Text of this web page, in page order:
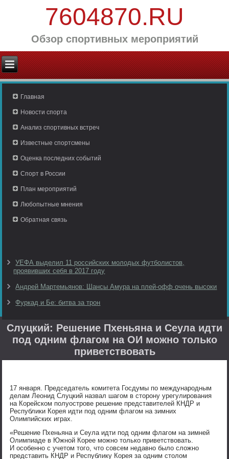
7604870.RU
Обзор спортивных мероприятий
Главная
Новости спорта
Анализ спортивных встреч
Известные спортсмены
Оценка последних событий
Спорт в России
План мероприятий
Любопытные мнения
Обратная связь
УЕФА выделил 11 российских молодых футболистов,
проявивших себя в 2017 году
Андрей Мартемьянов: Шансы Амура на плей-офф очень высоки
Фуркад и Бе: битва за трон
Слуцкий: Решение Пхеньяна и Сеула идти
под одним флагом на ОИ можно только
приветствовать
17 января. Председатель комитета Госдумы по международным
делам Леонид Слуцкий назвал шагом в сторону урегулирования
на Корейском полуострове решение представителей КНДР и
Республики Корея идти под одним флагом на зимних
Олимпийских играх.
«Решение Пхеньяна и Сеула идти под одним флагом на зимней
Олимпиаде в Южной Корее можно только приветствовать.
И особенно с учетом того, что совсем недавно было сложно
представить КНДР и Республику Корея за одним столом